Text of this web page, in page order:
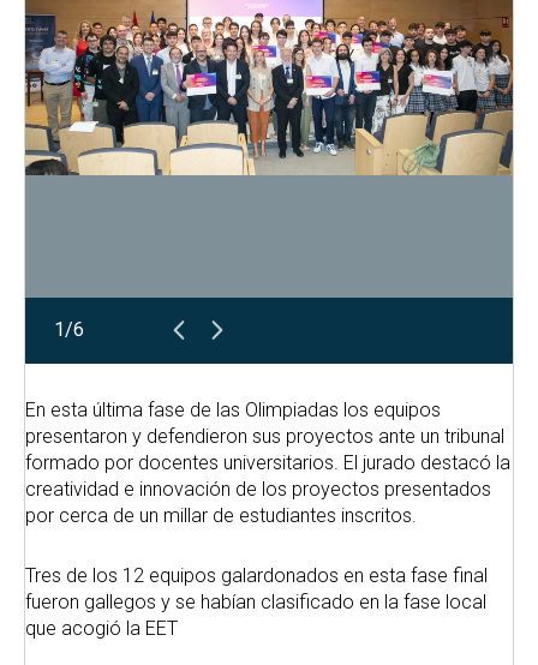
1/6
En esta última fase de las Olimpiadas los equipos
presentaron y defendieron sus proyectos ante un tribunal
formado por docentes universitarios. El jurado destacó la
creatividad e innovación de los proyectos presentados
por cerca de un millar de estudiantes inscritos.
Tres de los 12 equipos galardonados en esta fase final
fueron gallegos y se habían clasificado en la fase local
que acogió la EET